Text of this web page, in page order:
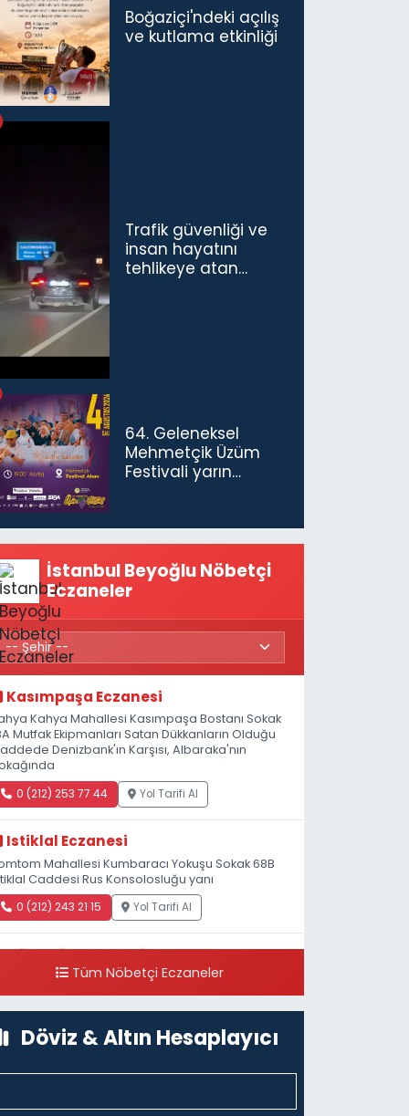
Boğaziçi'ndeki açılış
ve kutlama etkinliği
Trafik güvenliği ve
insan hayatını
tehlikeye atan
64. Geleneksel
Mehmetçik Üzüm
Festivali yarın
İstanbul Beyoğlu Nöbetçi
Eczaneler
Kasımpaşa Eczanesi
Kahya Mahallesi Kasımpaşa Bostanı Sokak
Mutfak Ekipmanları Satan Dükkanların Olduğu
Denizbank'ın Karşısı, Albaraka'nın
0 (212) 253 77 44 Yol Tarifi Al
Istiklal Eczanesi
Mahallesi Kumbaracı Yokuşu Sokak 68B
Caddesi Rus Konsolosluğu yanı
0 (212) 243 21 15 Yol Tarifi Al
Güleryüz Eczanesi
Mahallesi Şaban Deresi Sokak 7 D Koç
Arkası-kalaycıbahçe Meydana Doğru
Tüm Nöbetçi Eczaneler
Döviz & Altın Hesaplayıcı